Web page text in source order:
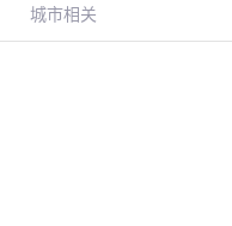
城市相关